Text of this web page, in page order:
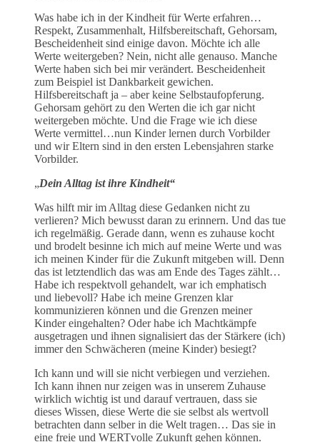
Was habe ich in der Kindheit für Werte erfahren…
Respekt, Zusammenhalt, Hilfsbereitschaft, Gehorsam,
Bescheidenheit sind einige davon. Möchte ich alle
Werte weitergeben? Nein, nicht alle genauso. Manche
Werte haben sich bei mir verändert. Bescheidenheit
zum Beispiel ist Dankbarkeit gewichen.
Hilfsbereitschaft ja – aber keine Selbstaufopferung.
Gehorsam gehört zu den Werten die ich gar nicht
weitergeben möchte. Und die Frage wie ich diese
Werte vermittel…nun Kinder lernen durch Vorbilder
und wir Eltern sind in den ersten Lebensjahren starke
Vorbilder.
„Dein Alltag ist ihre Kindheit“
Was hilft mir im Alltag diese Gedanken nicht zu
verlieren? Mich bewusst daran zu erinnern. Und das tue
ich regelmäßig. Gerade dann, wenn es zuhause kocht
und brodelt besinne ich mich auf meine Werte und was
ich meinen Kinder für die Zukunft mitgeben will. Denn
das ist letztendlich das was am Ende des Tages zählt…
Habe ich respektvoll gehandelt, war ich emphatisch
und liebevoll? Habe ich meine Grenzen klar
kommunizieren können und die Grenzen meiner
Kinder eingehalten? Oder habe ich Machtkämpfe
ausgetragen und ihnen signalisiert das der Stärkere (ich)
immer den Schwächeren (meine Kinder) besiegt?
Ich kann und will sie nicht verbiegen und verziehen.
Ich kann ihnen nur zeigen was in unserem Zuhause
wirklich wichtig ist und darauf vertrauen, dass sie
dieses Wissen, diese Werte die sie selbst als wertvoll
betrachten dann selber in die Welt tragen… Das sie in
eine freie und WERTvolle Zukunft gehen können.